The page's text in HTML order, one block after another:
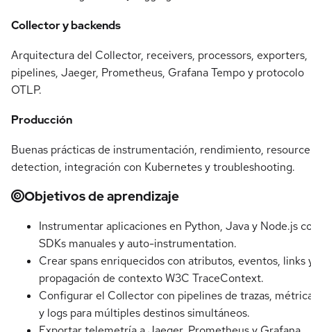
Collector y backends
Arquitectura del Collector, receivers, processors, exporters,
pipelines, Jaeger, Prometheus, Grafana Tempo y protocolo
OTLP.
Producción
Buenas prácticas de instrumentación, rendimiento, resource
detection, integración con Kubernetes y troubleshooting.
Objetivos de aprendizaje
Instrumentar aplicaciones en Python, Java y Node.js
SDKs manuales y auto-instrumentation.
Crear spans enriquecidos con atributos, eventos, links
propagación de contexto W3C TraceContext.
Configurar el Collector con pipelines de trazas,
y logs para múltiples destinos simultáneos.